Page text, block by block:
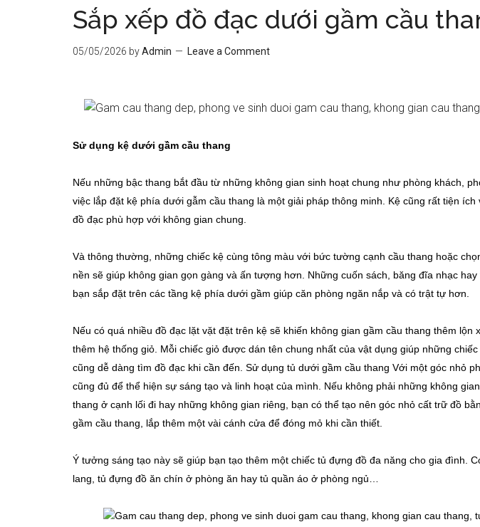
Sắp xếp đồ đạc dưới gầm cầu
05/05/2026 byAdmin Leave a Comment
Sử dụng kệ dưới gầm cầu thang
Nếu những bậc thang bắt đầu từ những không gian sinh hoạt chung như phòng khách,
việc lắp đặt kệ phía dưới gẫm cầu thang là một giải pháp thông minh. Kệ cũng rất tiện
đồ đạc phù hợp với không gian chung.
Và thông thường, những chiếc kệ cùng tông màu với bức tường cạnh cầu thang hoặc
nền sẽ giúp không gian gọn gàng và ấn tượng hơn. Những cuốn sách, băng đĩa nhạc
bạn sắp đặt trên các tầng kệ phía dưới gầm giúp căn phòng ngăn nắp và có trật tự hơn.
Nếu có quá nhiều đồ đạc lặt vặt đặt trên kệ sẽ khiến không gian gầm cầu thang thêm lộn
thêm hệ thống giỏ. Mỗi chiếc giỏ được dán tên chung nhất của vật dụng giúp những
cũng dễ dàng tìm đồ đạc khi cần đến. Sử dụng tủ dưới gầm cầu thang Với một góc nhỏ
cũng đủ để thể hiện sự sáng tạo và linh hoạt của mình. Nếu không phải những không
thang ở cạnh lối đi hay những không gian riêng, bạn có thể tạo nên góc nhỏ cất trữ đồ
gầm cầu thang, lắp thêm một vài cánh cửa để đóng mỏ khi cần thiết.
Ý tưởng sáng tạo này sẽ giúp bạn tạo thêm một chiếc tủ đựng đồ đa năng cho gia đình.
lang, tủ đựng đồ ăn chín ở phòng ăn hay tủ quần áo ở phòng ngủ…